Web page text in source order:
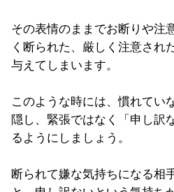
その表情のままでお断りや注
く断られた、厳しく注意され
与えてしまいます。
このような時には、慣れてい
隠し、緊張ではなく「申し訳
るようにしましょう。
断られて嫌な気持ちになる相